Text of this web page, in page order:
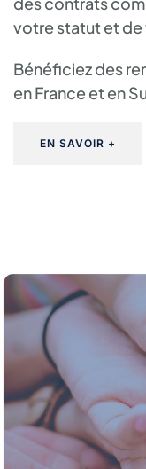
votre statut et de
Bénéficiez des
en France et en
EN SAVOIR +